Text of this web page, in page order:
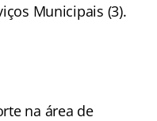
Municipais (3).
na área de